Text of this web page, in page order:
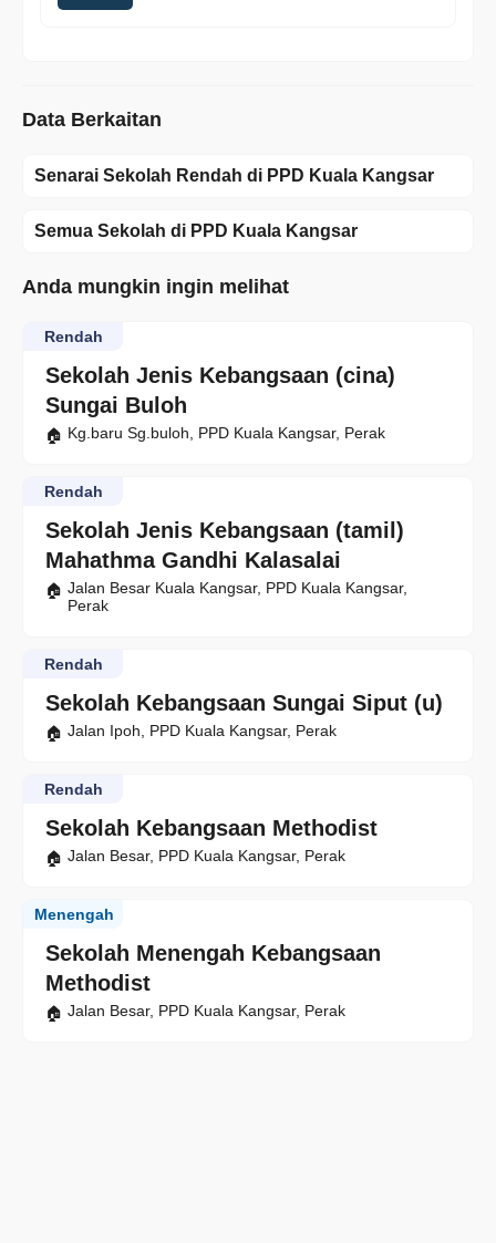
Data Berkaitan
Senarai Sekolah Rendah di PPD Kuala Kangsar
Semua Sekolah di PPD Kuala Kangsar
Anda mungkin ingin melihat
Sekolah Jenis Kebangsaan (cina)
Sungai Buloh
Rendah
Kg.baru Sg.buloh, PPD Kuala Kangsar, Perak
Sekolah Jenis Kebangsaan (tamil)
Mahathma Gandhi Kalasalai
Rendah
Jalan Besar Kuala Kangsar, PPD Kuala Kangsar,
Perak
Sekolah Kebangsaan Sungai Siput (u)
Rendah
Jalan Ipoh, PPD Kuala Kangsar, Perak
Sekolah Kebangsaan Methodist
Rendah
Jalan Besar, PPD Kuala Kangsar, Perak
Sekolah Menengah Kebangsaan
Methodist
Menengah
Jalan Besar, PPD Kuala Kangsar, Perak